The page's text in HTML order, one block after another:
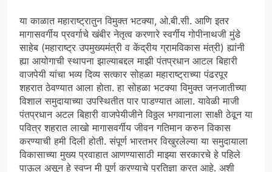
या काळात महाराष्ट्रातुन विमुक्त भटक्या, ओ.बी.सी. आणि इतर
मागासवर्गीय प्रवर्गाचे खंबीर नेतृत्व करणारे स्वर्गीय गोपीनाथजी मुंडे
साहेब (महाराष्ट्र उपमुख्यमंत्री व केंद्रीय ग्रामविकास मंत्री) ह्यांनी
ह्या आयोगाची स्थापना झाल्याबद्दल माझी पंतप्रधान आटल बिहारी
वाजपेयी यांचा भव्य दिव्य सत्कार सोहळा महाराष्ट्राच्या पंढरपूर
शहरात ठेवण्यात आला होता. हा सोहळा भटक्या विमुक्त जनजातीच्या
विशाल समुदायाच्या उपस्थितीत पार पाडण्यात आला. यावेळी माजी
पंतप्रधान अटल बिहारी वाजपेयीजीने विठ्ठल भगवानाला साक्षी ठेवून या
पवित्र शहरात लाखो मागासवर्गीय जीवन गतिमान करुन विकास
करण्याची हमी दिली होती. संपूर्ण भारतभर विखुरलेल्या या समुदायाला
विकासाच्या मुख्य प्रवाहात आणण्यासाठी माझ्या सरकारचे हे पहिले
पाऊल असून हे स्वप्न मी पूर्ण करण्याचे प्रतिज्ञा करत आहे. अशी